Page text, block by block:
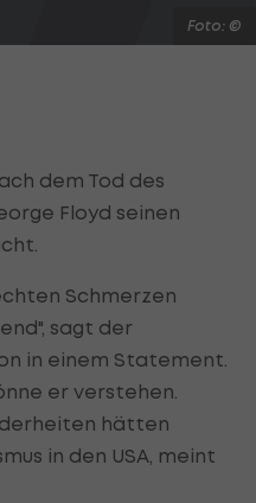
Foto: ©
dem Tod des
Floyd seinen
Schmerzen
sagt der
in einem Statement.
er verstehen.
hätten
in den USA, meint